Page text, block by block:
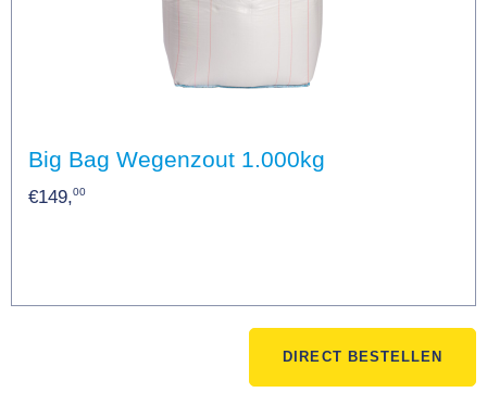
Big Bag Wegenzout 1.000kg
€149,00
DIRECT BESTELLEN